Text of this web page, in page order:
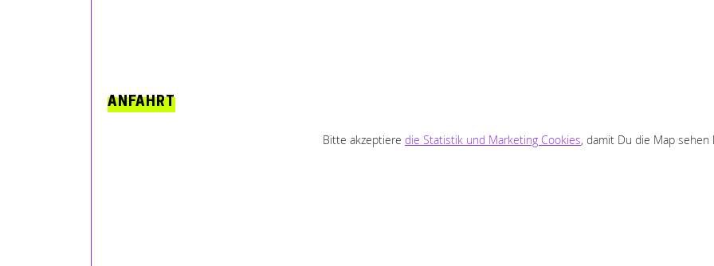
ANFAHRT
Bitte akzeptiere die Statistik und Marketing Cookies, damit Du die Map sehen